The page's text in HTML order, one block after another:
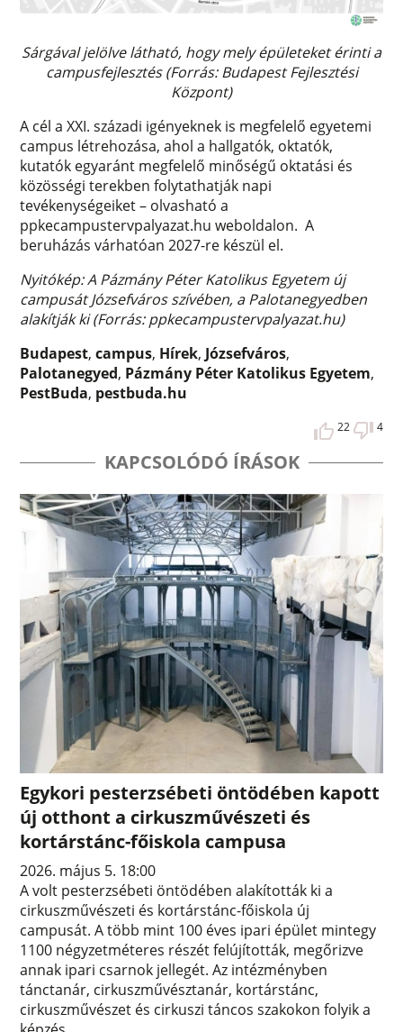
Sárgával jelölve látható, hogy mely épületeket érinti a
campusfejlesztés (Forrás: Budapest Fejlesztési
Központ)
A cél a XXI. századi igényeknek is megfelelő egyetemi
campus létrehozása, ahol a hallgatók, oktatók,
kutatók egyaránt megfelelő minőségű oktatási és
közösségi terekben folytathatják napi
tevékenységeiket – olvasható a
ppkecampustervpalyazat.hu weboldalon. A
beruházás várhatóan 2027-re készül el.
Nyitókép: A Pázmány Péter Katolikus Egyetem új
campusát Józsefváros szívében, a Palotanegyedben
alakítják ki (Forrás: ppkecampustervpalyazat.hu)
Budapest,campus, Hírek, Józsefváros,
Palotanegyed, Pázmány Péter Katolikus Egyetem,
PestBuda, pestbuda.hu
22 4
KAPCSOLÓDÓ ÍRÁSOK
Egykori pesterzsébeti öntödében kapott
új otthont a cirkuszművészeti és
kortárstánc-főiskola campusa
2026. május 5. 18:00
A volt pesterzsébeti öntödében alakították ki a
cirkuszművészeti és kortárstánc-főiskola új
campusát. A több mint 100 éves ipari épület mintegy
1100 négyzetméteres részét felújították, megőrizve
annak ipari csarnok jellegét. Az intézményben
tánctanár, cirkuszművésztanár, kortárstánc,
cirkuszművészet és cirkuszi táncos szakokon folyik a